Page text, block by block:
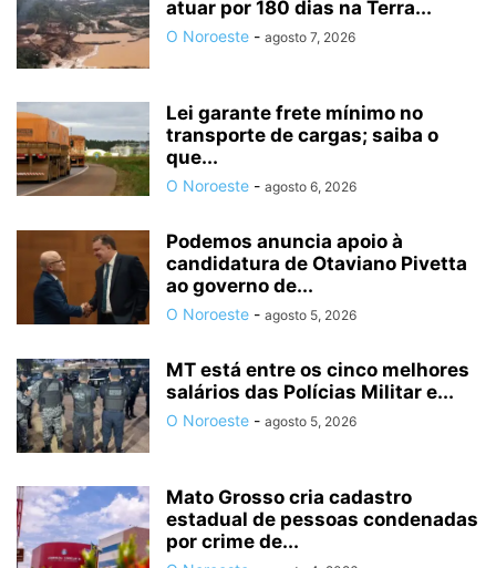
atuar por 180 dias na Terra...
O Noroeste - agosto 7, 2026
Lei garante frete mínimo no
transporte de cargas; saiba o
que...
O Noroeste - agosto 6, 2026
Podemos anuncia apoio à
candidatura de Otaviano Pivetta
ao governo de...
O Noroeste - agosto 5, 2026
MT está entre os cinco melhores
salários das Polícias Militar e...
O Noroeste - agosto 5, 2026
Mato Grosso cria cadastro
estadual de pessoas condenadas
por crime de...